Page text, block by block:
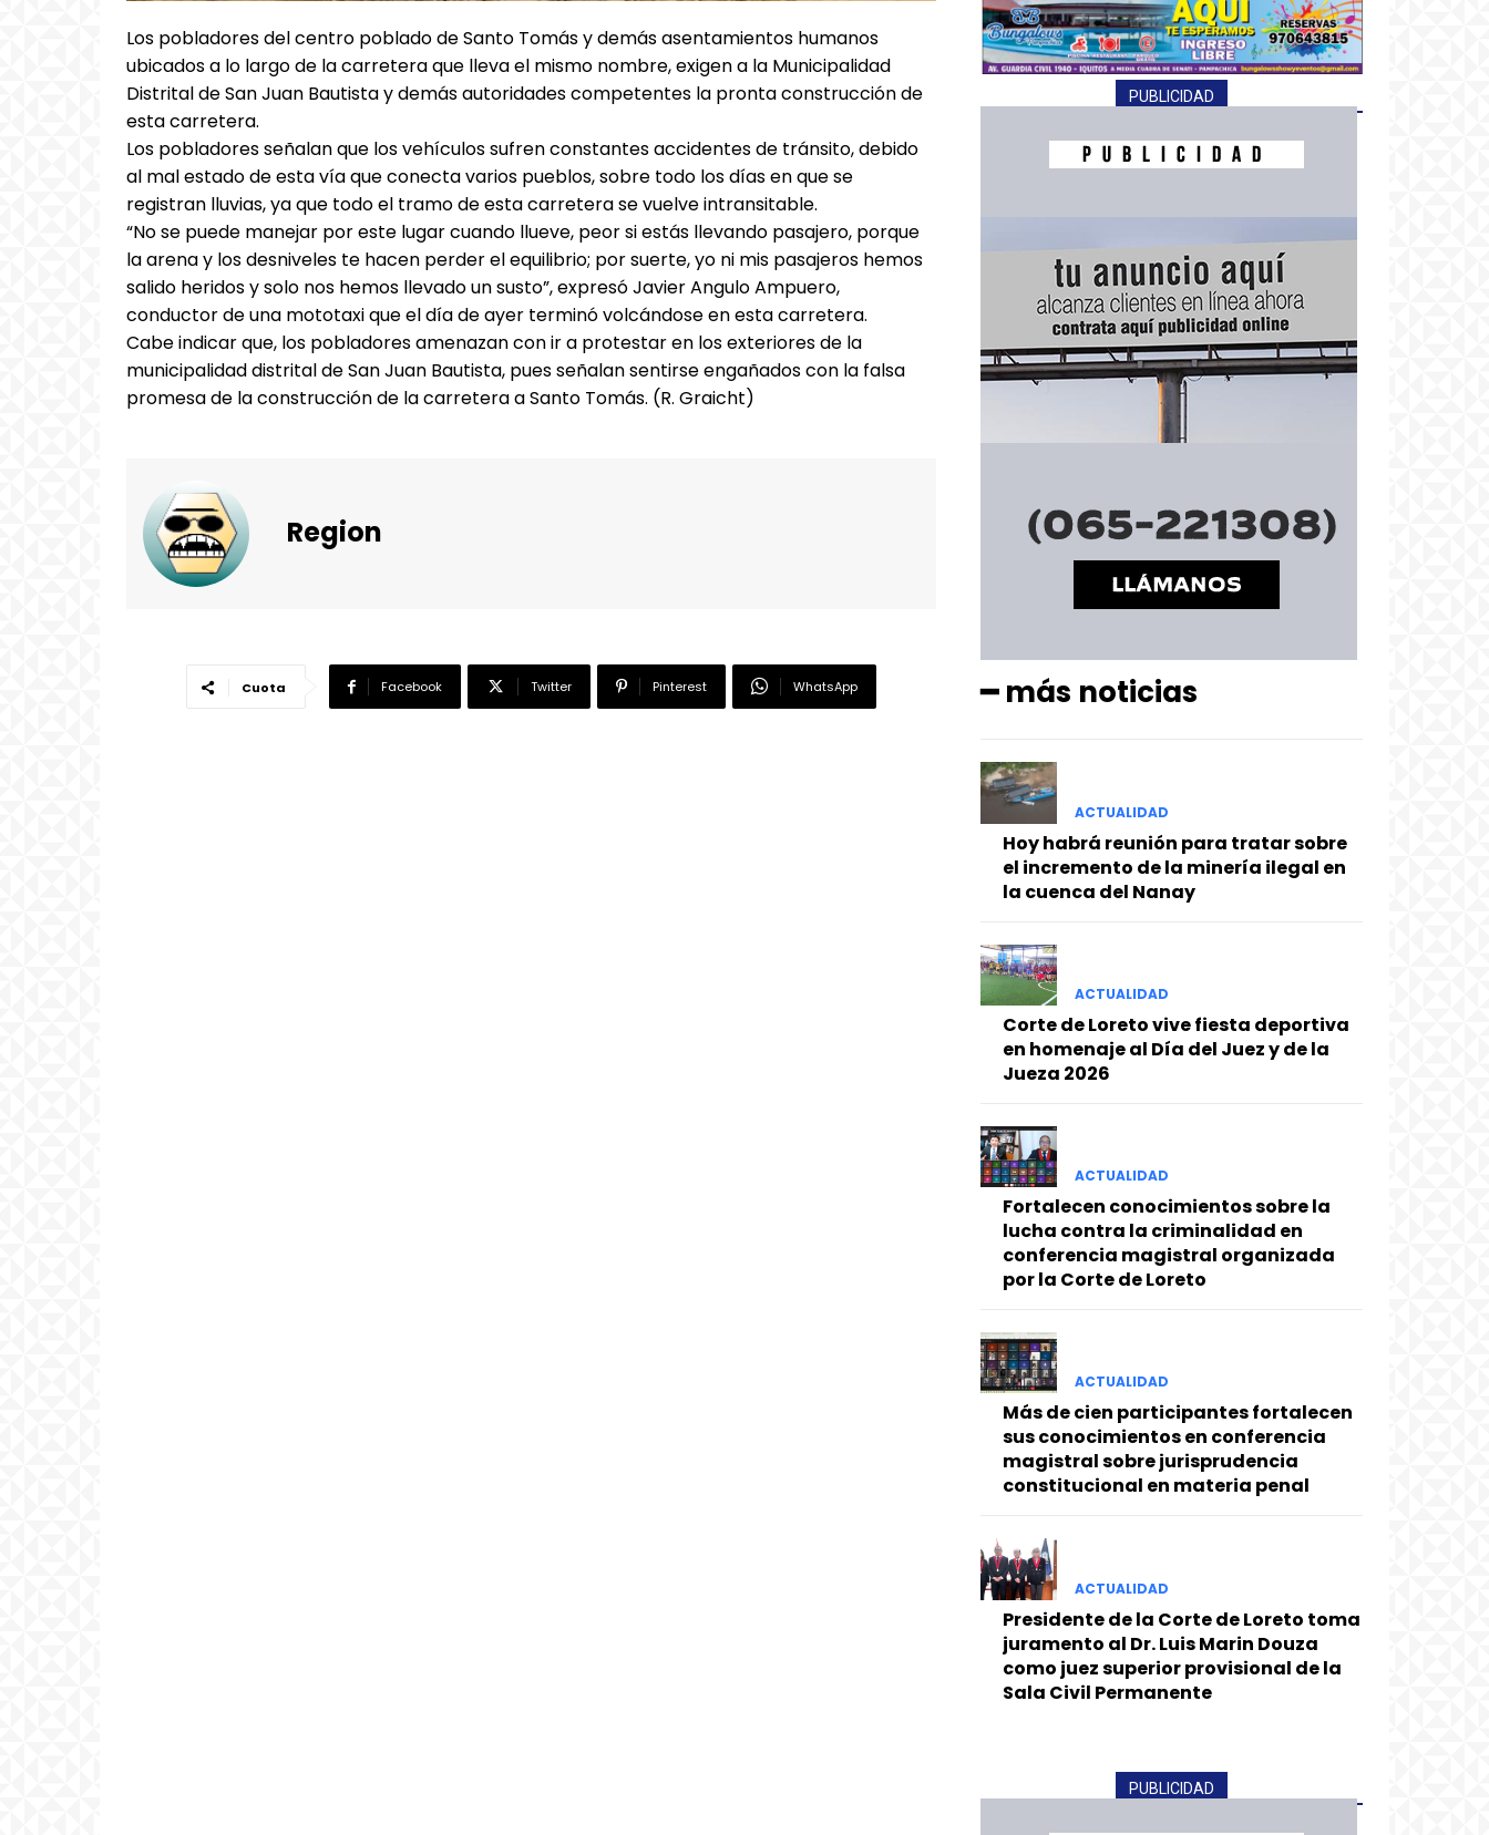
━ Planes
Los pobladores del centro poblado de Santo Tomás y demás asentamientos humanos
ubicados a lo largo de la carretera que lleva el mismo nombre, exigen a la Municipalidad
Distrital de San Juan Bautista y demás autoridades competentes la pronta construcción de
esta carretera.
Los pobladores señalan que los vehículos sufren constantes accidentes de tránsito, debido
al mal estado de esta vía que conecta varios pueblos, sobre todo los días en que se
registran lluvias, ya que todo el tramo de esta carretera se vuelve intransitable.
“No se puede manejar por este lugar cuando llueve, peor si estás llevando pasajero, porque
la arena y los desniveles te hacen perder el equilibrio; por suerte, yo ni mis pasajeros hemos
salido heridos y solo nos hemos llevado un susto”, expresó Javier Angulo Ampuero,
conductor de una mototaxi que el día de ayer terminó volcándose en esta carretera.
Cabe indicar que, los pobladores amenazan con ir a protestar en los exteriores de la
municipalidad distrital de San Juan Bautista, pues señalan sentirse engañados con la falsa
promesa de la construcción de la carretera a Santo Tomás. (R. Graicht)
Region
Cuota Facebook Twitter Pinterest WhatsApp
PUBLICIDAD
━ más noticias
ACTUALIDAD
Hoy habrá reunión para tratar sobre
el incremento de la minería ilegal en
la cuenca del Nanay
ACTUALIDAD
Corte de Loreto vive fiesta deportiva
en homenaje al Día del Juez y de la
Jueza 2026
ACTUALIDAD
Fortalecen conocimientos sobre la
lucha contra la criminalidad en
conferencia magistral organizada
por la Corte de Loreto
ACTUALIDAD
Más de cien participantes fortalecen
sus conocimientos en conferencia
magistral sobre jurisprudencia
constitucional en materia penal
ACTUALIDAD
Presidente de la Corte de Loreto toma
juramento al Dr. Luis Marin Douza
como juez superior provisional de la
Sala Civil Permanente
PUBLICIDAD